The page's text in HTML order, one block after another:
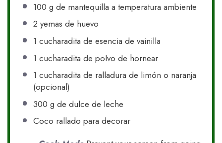
100 g de mantequilla a temperatura ambiente
2 yemas de huevo
1 cucharadita de esencia de vainilla
1 cucharadita de polvo de hornear
1 cucharadita de ralladura de limón o naranja
(opcional)
300 g de dulce de leche
Coco rallado para decorar